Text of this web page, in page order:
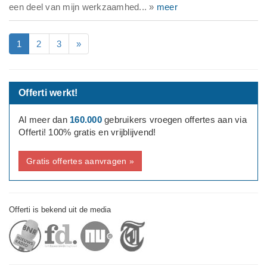
een deel van mijn werkzaamhed... » meer
1 2 3 »
Offerti werkt!
Al meer dan 160.000gebruikers vroegen offertes aan via
Offerti! 100% gratis en vrijblijvend!
Gratis offertes aanvragen »
Offerti is bekend uit de media